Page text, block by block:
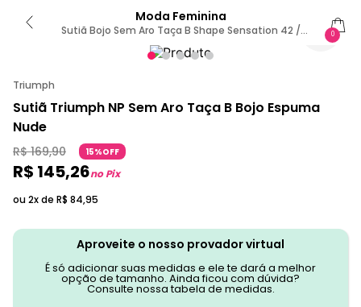
Moda Feminina
Sutiã Bojo Sem Aro Taça B Shape Sensation 42 /
0
Triumph
Sutiã Triumph NP Sem Aro Taça B Bojo Espuma
Nude
R$ 169,90 15%OFF
R$ 145,26no Pix
ou 2x de R$ 84,95
Aproveite o nosso provador virtual
É só adicionar suas medidas e ele te dará a melhor
opção de tamanho. Ainda ficou com dúvida?
Consulte nossa tabela de medidas.